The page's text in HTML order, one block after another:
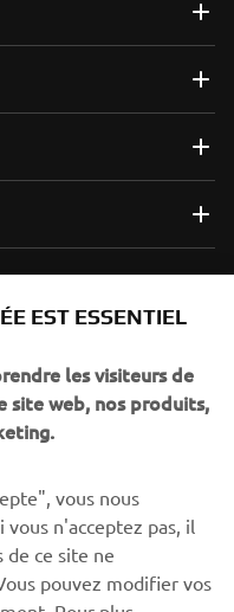
etc.
pour savoir comment
: Politique de
EST ESSENTIEL
les visiteurs de
web, nos produits,
vous nous
n'acceptez pas, il
de ce site ne
pouvez modifier vos